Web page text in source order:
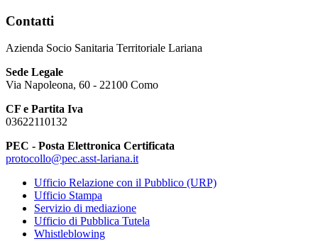
Contatti
Azienda Socio Sanitaria Territoriale Lariana
Sede Legale
Via Napoleona, 60 - 22100 Como
CF e Partita Iva
03622110132
PEC - Posta Elettronica Certificata
protocollo@pec.asst-lariana.it
Ufficio Relazione con il Pubblico (URP)
Ufficio Stampa
Servizio di mediazione
Ufficio di Pubblica Tutela
Whistleblowing